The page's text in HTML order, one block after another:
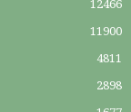
12466
11900
4811
2898